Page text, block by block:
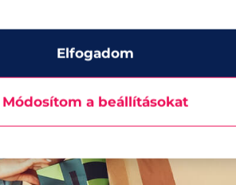
Elfogadom
Módosítom a beállításokat